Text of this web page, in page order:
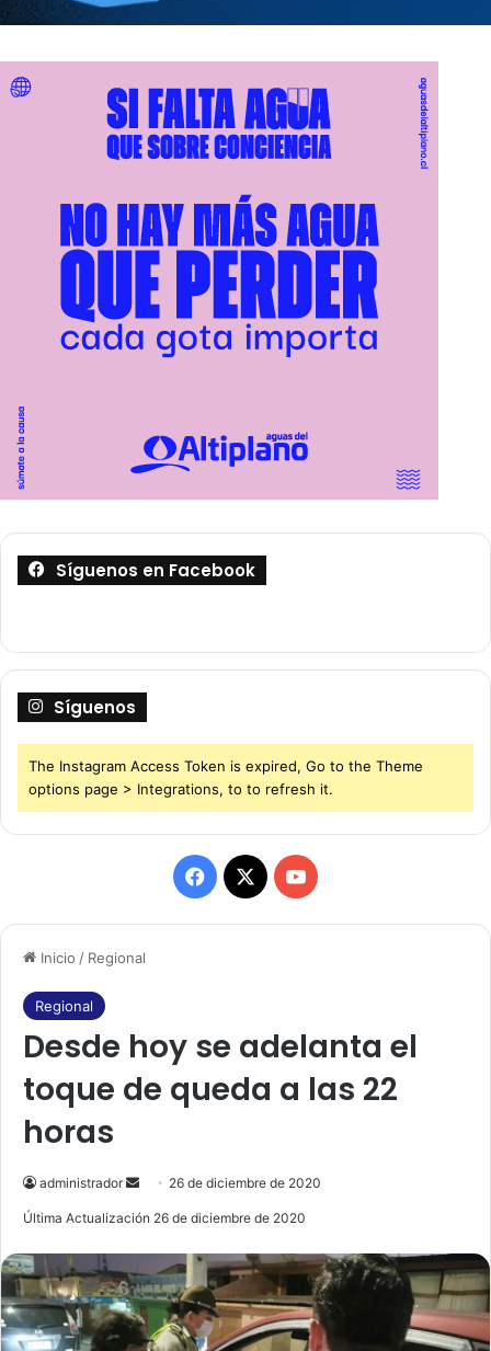
Inicio / Regional
Regional
Desde hoy se adelanta el
toque de queda a las 22
horas
administrador
e
a
n
e
26 de diciembre de 2020
Última Actualización 26 de diciembre de 2020
Síguenos en Facebook
Síguenos
The Instagram Access Token is expired, Go to the Theme
options page > Integrations, to to refresh it.
F
a
b
o
k
X
Y
o
u
b